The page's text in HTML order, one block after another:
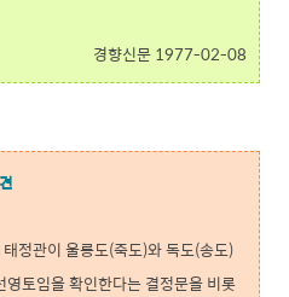
경향신문 1977-02-08
정관이 울릉도(죽도)와 독도(송도)
토임을 확인한다는 결정문을 비롯